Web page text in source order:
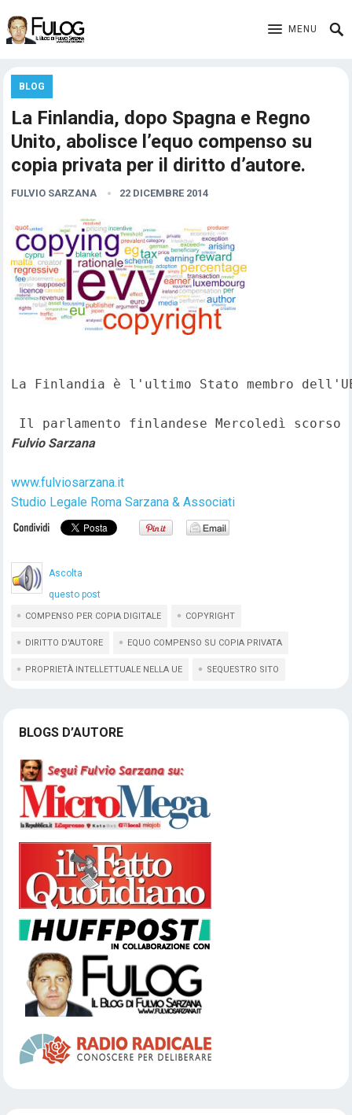
MENU
BLOG
La Finlandia, dopo Spagna e Regno
Unito, abolisce l’equo compenso su
copia privata per il diritto d’autore.
FULVIO SARZANA 22 DICEMBRE 2014
La Finlandia è l'ultimo Stato membro
Il parlamento finlandese Mercoledì
Fulvio Sarzana
www.fulviosarzana.it
Studio Legale Roma Sarzana & Associati
Ascolta
questo post
COMPENSO PER COPIA DIGITALE COPYRIGHT
DIRITTO D'AUTORE EQUO COMPENSO SU COPIA PRIVATA
PROPRIETÀ INTELLETTUALE NELLA UE SEQUESTRO SITO
BLOGS D’AUTORE